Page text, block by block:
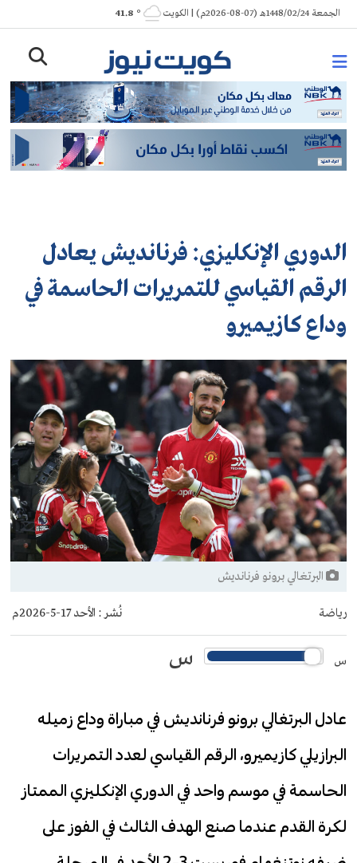
Skip
to
الجمعة 1448/02/24هـ (07-08-2026م) | الكويت ° 41.8
الدوري الإنكليزي: فرنانديش يعادل
الرقم القياسي للتمريرات الحاسمة في
وداع كازيميرو
البرتغالي برونو فرنانديش
رياضة نُشر : الأحد 17-5-2026م
س س
عادل البرتغالي برونو فرنانديش في مباراة وداع زميله
البرازيلي كازيميرو، الرقم القياسي لعدد التمريرات
الحاسمة في موسم واحد في الدوري الإنكليزي الممتاز
لكرة القدم عندما صنع الهدف الثالث في الفوز على